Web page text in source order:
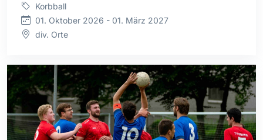
Korbball
01. Oktober 2026 - 01. März 2027
div. Orte